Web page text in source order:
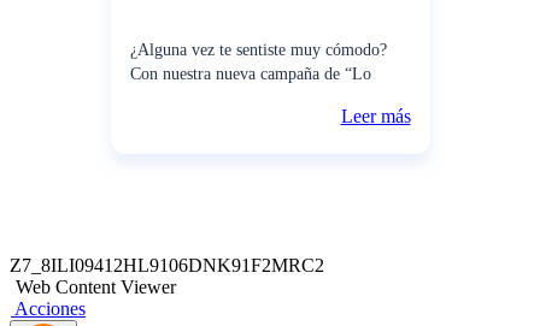
¿Alguna vez te sentiste muy cómodo?
Con nuestra nueva campaña de “Lo
Cambio logramos transmitir de manera
Leer más
Z7_8ILI09412HL9106DNK91F2MRC2
Web Content Viewer
Acciones